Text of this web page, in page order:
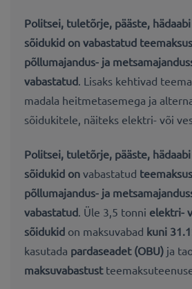
Politsei, tuletõrje, pääste,
sõidukid on vabastatud
põllumajandus- ja
vabastatud . Lisaks kehtivad
madala heitmetasemega ja
sõidukitele, näiteks elektri- või
Politsei, tuletõrje, pääste,
sõidukid on vabastatud
põllumajandus- ja
vabastatud. Üle 3,5 tonni elektri-
sõidukid on maksuvabad kuni
kasutada pardaseadet (OBU) ja
maksuvabastust